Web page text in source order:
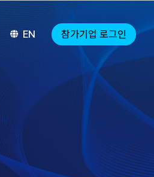
EN 참가기업 로그인